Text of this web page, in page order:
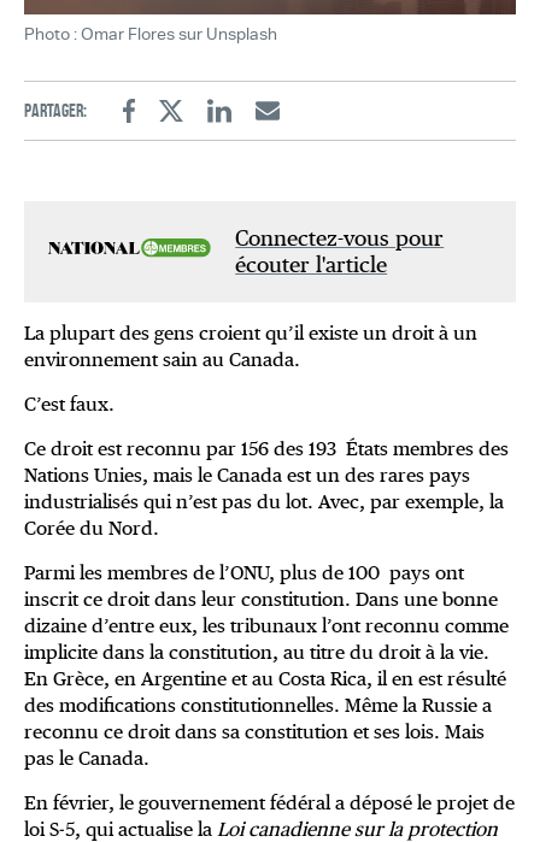
Photo : Omar Flores sur Unsplash
Partager:
FacebookTwitterLinkedinEmail
Connectez-vous pour
écouter l'article
La plupart des gens croient qu’il existe un droit à un
environnement sain au Canada.
C’est faux.
Ce droit est reconnu par 156 des 193 États membres des
Nations Unies, mais le Canada est un des rares pays
industrialisés qui n’est pas du lot. Avec, par exemple, la
Corée du Nord.
Parmi les membres de l’ONU, plus de 100 pays ont
inscrit ce droit dans leur constitution. Dans une bonne
dizaine d’entre eux, les tribunaux l’ont reconnu comme
implicite dans la constitution, au titre du droit à la vie.
En Grèce, en Argentine et au Costa Rica, il en est résulté
des modifications constitutionnelles. Même la Russie a
reconnu ce droit dans sa constitution et ses lois. Mais
pas le Canada.
En février, le gouvernement fédéral a déposé le projet de
loi S‑5, qui actualise la Loi canadienne sur la protection